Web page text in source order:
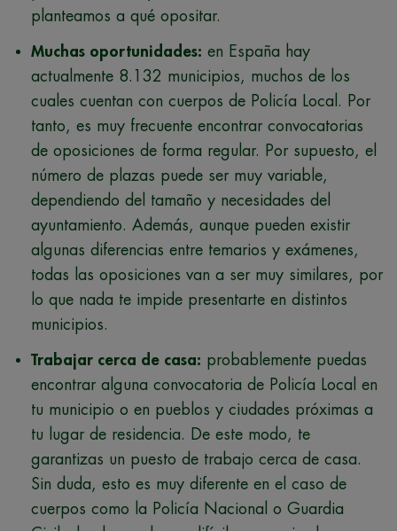
planteamos a qué opositar.
Muchas oportunidades: en España hay
actualmente 8.132 municipios, muchos de los
cuales cuentan con cuerpos de Policía Local. Por
tanto, es muy frecuente encontrar convocatorias
de oposiciones de forma regular. Por supuesto, el
número de plazas puede ser muy variable,
dependiendo del tamaño y necesidades del
ayuntamiento. Además, aunque pueden existir
algunas diferencias entre temarios y exámenes,
todas las oposiciones van a ser muy similares, por
lo que nada te impide presentarte en distintos
municipios.
Trabajar cerca de casa: probablemente puedas
encontrar alguna convocatoria de Policía Local en
tu municipio o en pueblos y ciudades próximas a
tu lugar de residencia. De este modo, te
garantizas un puesto de trabajo cerca de casa.
Sin duda, esto es muy diferente en el caso de
cuerpos como la Policía Nacional o Guardia